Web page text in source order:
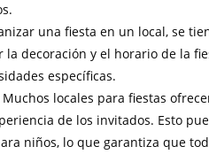
una fiesta en un local, se
decoración y el horario de la
específicas.
Muchos locales para fiestas
de los invitados. Esto
niños, lo que garantiza que